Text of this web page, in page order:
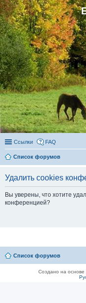
Ссылки FAQ
Список форумов
Удалить cookies
Вы уверены, что хотите
конференцией?
Список форумов
Создано на основе